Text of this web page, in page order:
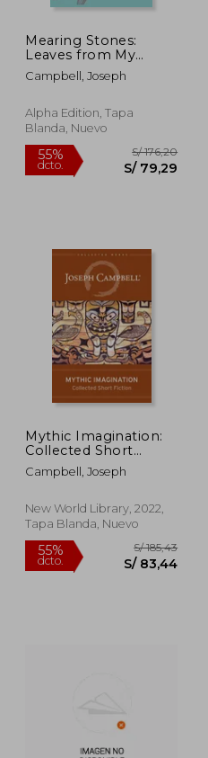
Mearing Stones:
Leaves from My
Note-Book on Tramp
in Donegal (en
Campbell, Joseph
Alpha Edition, Tapa
Blanda, Nuevo
Mythic Imagination:
Collected Short
Fiction (en Inglés)
Campbell, Joseph
New World Library, 2022,
Tapa Blanda, Nuevo